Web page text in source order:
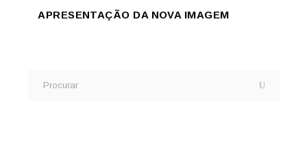
APRESENTAÇÃO DA NOVA IMAGEM
por: